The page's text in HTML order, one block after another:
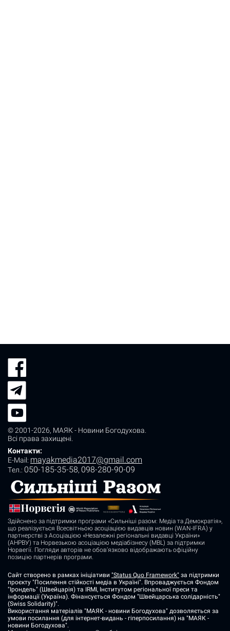
© 2001-2026, МАЯК - Новини Богодухова.
Всі права захищені.
Контакти:
E-Mail: mayakmedia2017@gmail.com
Tел.: 050-185-35-58, 098-280-90-09
Здійснено за підтримки програми «Сильніші разом: Медіа та Демократія»,
що реалізується Всесвітньою асоціацією видавців новин (WAN-IFRA) у
партнерстві з Асоціацією «Незалежні регіональні видавці України»
(АНРВУ) та Норвезькою асоціацією медіабізнесу (MBL) за підтримки
Норвегії. Погляди авторів не обов’язково відображають офіційну
позицію партнерів програми.
Сайт створено в рамках ініціативи "Status Quo Framework" за підтримки
проєкту "Посилення стійкості медіа в Україні". Впроваджується Фондом
"Ірондель" (Швейцарія) та IRMI, Інститутом регіональної преси та
інформації (Україна). Фінансується Фондом "Швейцарська солідарність"
(Swiss Solidarity)".
Використання матеріалів "МАЯК - новини Богодухова" дозволяється за
умови посилання (для інтернет-видань - гіперпосилання) на "МАЯК -
новини Богодухова".